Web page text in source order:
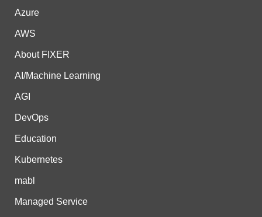
Azure
AWS
About FIXER
AI/Machine Learning
AGI
DevOps
Education
Kubernetes
mabl
Managed Service